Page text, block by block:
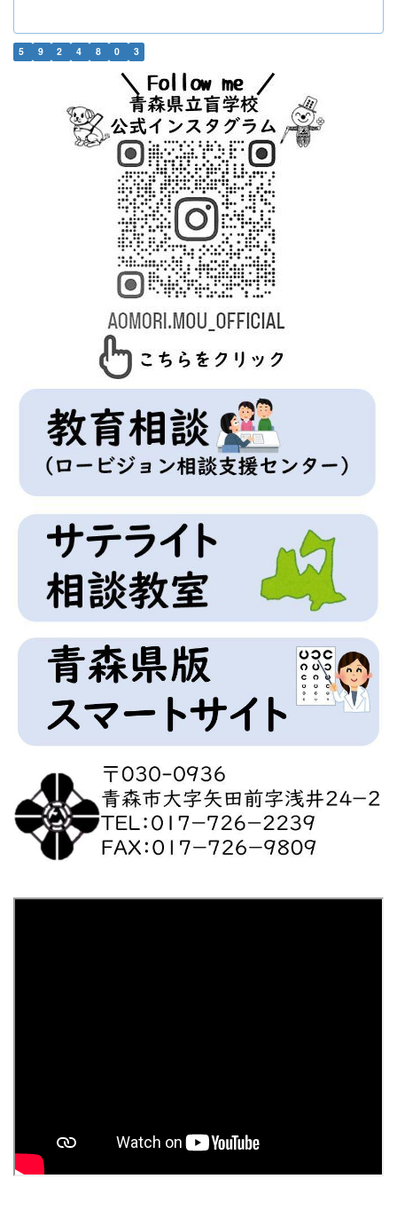
5 9 2 4 8 0 3